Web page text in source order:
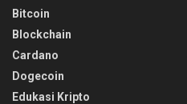
Bitcoin
Blockchain
Cardano
Dogecoin
Edukasi Kripto